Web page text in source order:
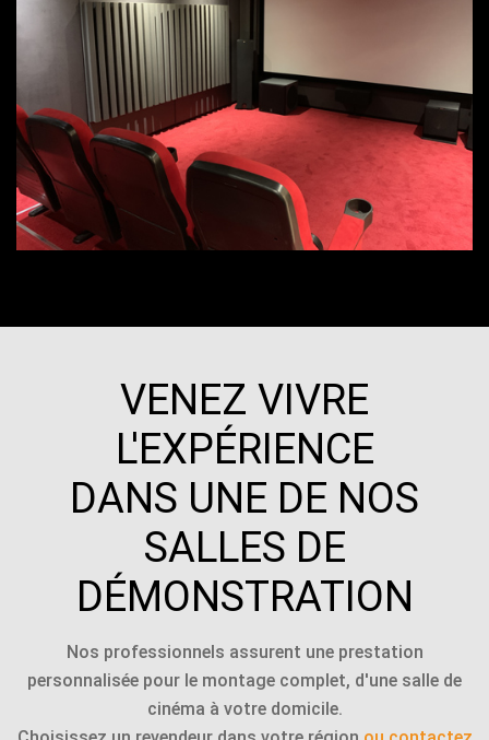
VENEZ VIVRE
L'EXPÉRIENCE
DANS UNE DE NOS
SALLES DE
DÉMONSTRATION
Nos professionnels assurent une prestation
personnalisée pour le montage complet, d'une salle de
cinéma à votre domicile.